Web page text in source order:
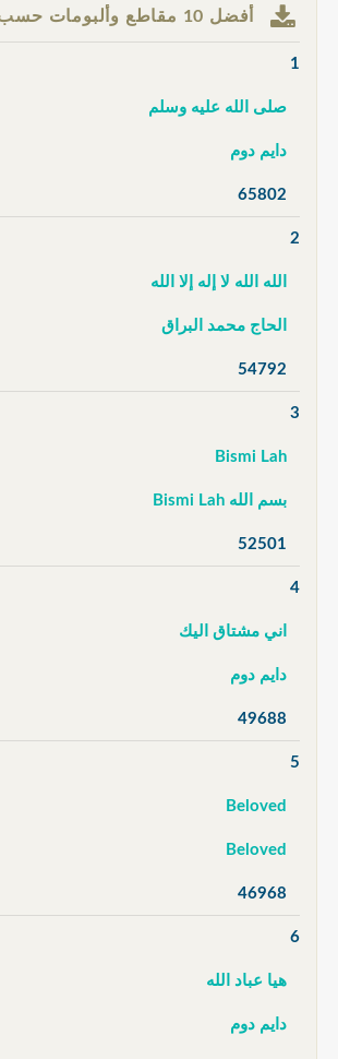
أفضل 10 مقاطع وألبومات حسب مرات التنزيل
1
صلى الله عليه وسلم
دايم دوم
65802
2
الله الله لا إله إلا الله
الحاج محمد البراق
54792
3
Bismi Lah
بسم الله Bismi Lah
52501
4
اني مشتاق اليك
دايم دوم
49688
5
Beloved
Beloved
46968
6
هيا عباد الله
دايم دوم